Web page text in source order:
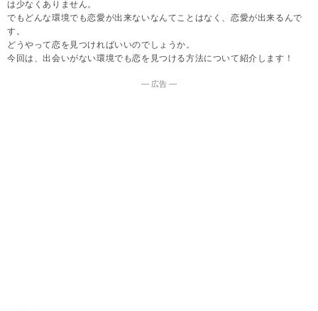
は少なくありません。
でもどんな環境でも恋愛が出来ないなんてことはなく、恋愛が出来るんで
す。
どうやって恋を見つければいいのでしょうか。
今回は、出会いがない環境でも恋を見つける方法について紹介します！
― 広告 ―